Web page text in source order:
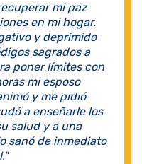
mi paz
en mi hogar.
y deprimido
sagrados a
poner límites con
mi esposo
y me pidió
a enseñarle los
salud y a una
sanó de inmediato